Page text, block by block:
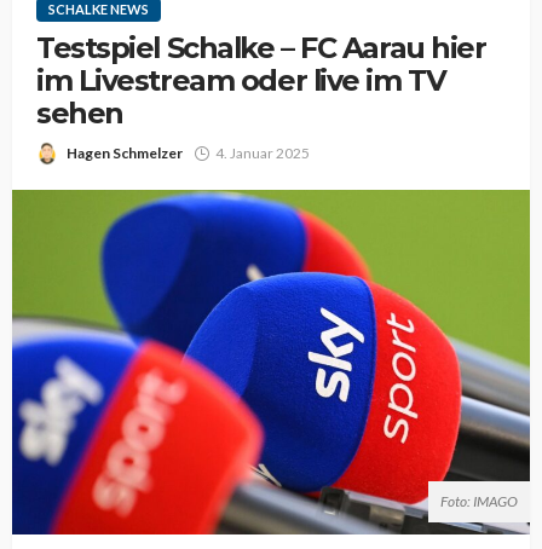
SCHALKE NEWS
Testspiel Schalke – FC Aarau hier
im Livestream oder live im TV
sehen
Hagen Schmelzer 4. Januar 2025
Foto: IMAGO